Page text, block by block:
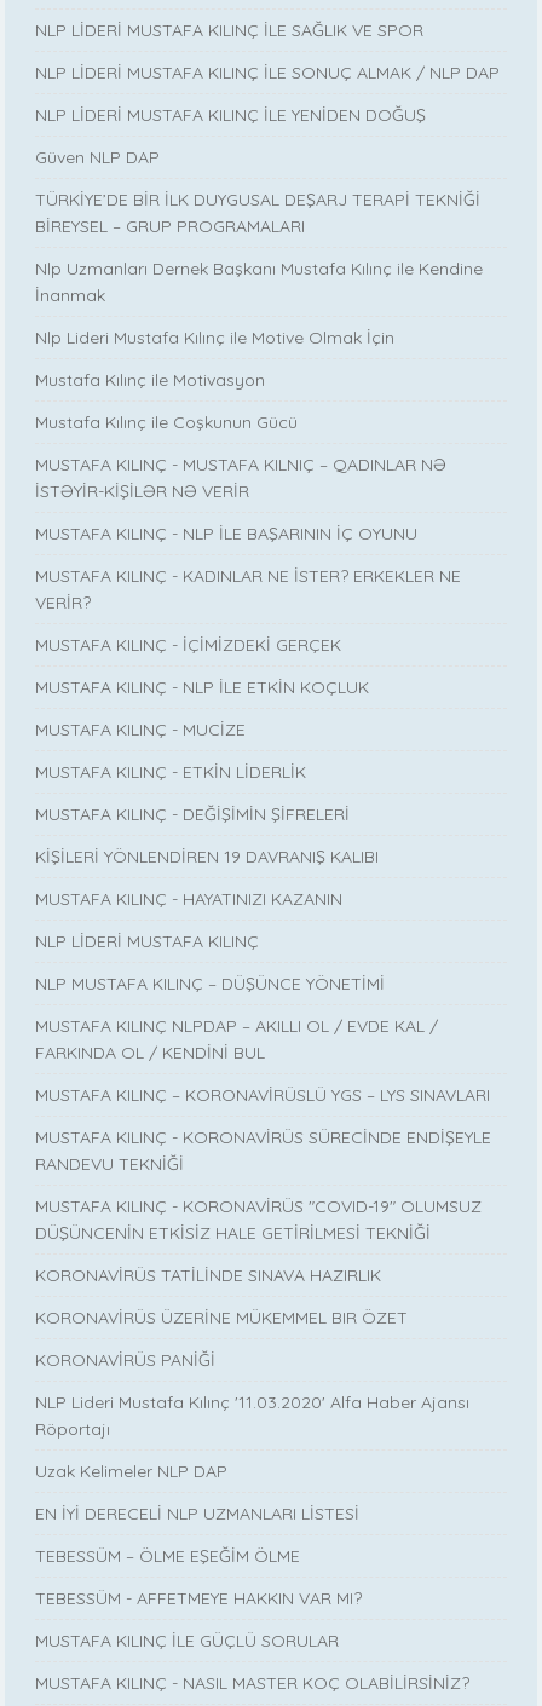
NLP LİDERİ MUSTAFA KILINÇ İLE SAĞLIK VE SPOR
NLP LİDERİ MUSTAFA KILINÇ İLE SONUÇ ALMAK / NLP DAP
NLP LİDERİ MUSTAFA KILINÇ İLE YENİDEN DOĞUŞ
Güven NLP DAP
TÜRKİYE’DE BİR İLK DUYGUSAL DEŞARJ TERAPİ TEKNİĞİ
BİREYSEL – GRUP PROGRAMALARI
Nlp Uzmanları Dernek Başkanı Mustafa Kılınç ile Kendine
İnanmak
Nlp Lideri Mustafa Kılınç ile Motive Olmak İçin
Mustafa Kılınç ile Motivasyon
Mustafa Kılınç ile Coşkunun Gücü
MUSTAFA KILINÇ - MUSTAFA KILNIÇ – QADINLAR NƏ
İSTƏYİR-KİŞİLƏR NƏ VERİR
MUSTAFA KILINÇ - NLP İLE BAŞARININ İÇ OYUNU
MUSTAFA KILINÇ - KADINLAR NE İSTER? ERKEKLER NE
VERİR?
MUSTAFA KILINÇ - İÇİMİZDEKİ GERÇEK
MUSTAFA KILINÇ - NLP İLE ETKİN KOÇLUK
MUSTAFA KILINÇ - MUCİZE
MUSTAFA KILINÇ - ETKİN LİDERLİK
MUSTAFA KILINÇ - DEĞİŞİMİN ŞİFRELERİ
KİŞİLERİ YÖNLENDİREN 19 DAVRANIŞ KALIBI
MUSTAFA KILINÇ - HAYATINIZI KAZANIN
NLP LİDERİ MUSTAFA KILINÇ
NLP MUSTAFA KILINÇ – DÜŞÜNCE YÖNETİMİ
MUSTAFA KILINÇ NLPDAP – AKILLI OL / EVDE KAL /
FARKINDA OL / KENDİNİ BUL
MUSTAFA KILINÇ – KORONAVİRÜSLÜ YGS – LYS SINAVLARI
MUSTAFA KILINÇ - KORONAVİRÜS SÜRECİNDE ENDİŞEYLE
RANDEVU TEKNİĞİ
MUSTAFA KILINÇ - KORONAVİRÜS "COVID-19" OLUMSUZ
DÜŞÜNCENİN ETKİSİZ HALE GETİRİLMESİ TEKNİĞİ
KORONAVİRÜS TATİLİNDE SINAVA HAZIRLIK
KORONAVİRÜS ÜZERİNE MÜKEMMEL BIR ÖZET
KORONAVİRÜS PANİĞİ
NLP Lideri Mustafa Kılınç '11.03.2020' Alfa Haber Ajansı
Röportajı
Uzak Kelimeler NLP DAP
EN İYİ DERECELİ NLP UZMANLARI LİSTESİ
TEBESSÜM – ÖLME EŞEĞİM ÖLME
TEBESSÜM - AFFETMEYE HAKKIN VAR MI?
MUSTAFA KILINÇ İLE GÜÇLÜ SORULAR
MUSTAFA KILINÇ - NASIL MASTER KOÇ OLABİLİRSİNİZ?